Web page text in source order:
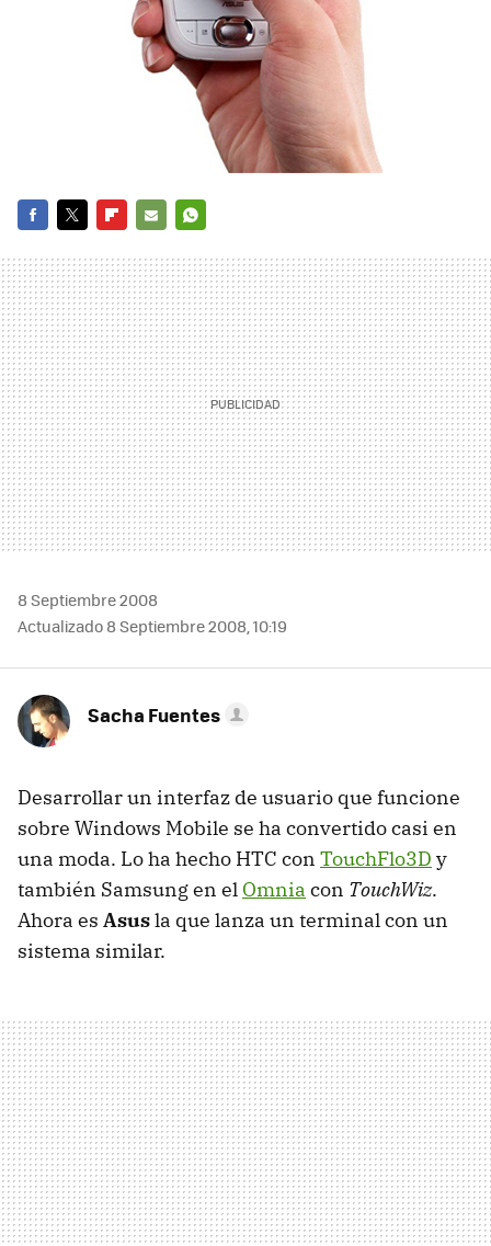
MAIL
8 Septiembre 2008
Actualizado 8 Septiembre 2008, 10:19
Sacha Fuentes
Desarrollar un interfaz de usuario que funcione
sobre Windows Mobile se ha convertido casi en
una moda. Lo ha hecho HTC con TouchFlo3D y
también Samsung en el Omnia con TouchWiz.
Ahora es Asusla que lanza un terminal con un
sistema similar.